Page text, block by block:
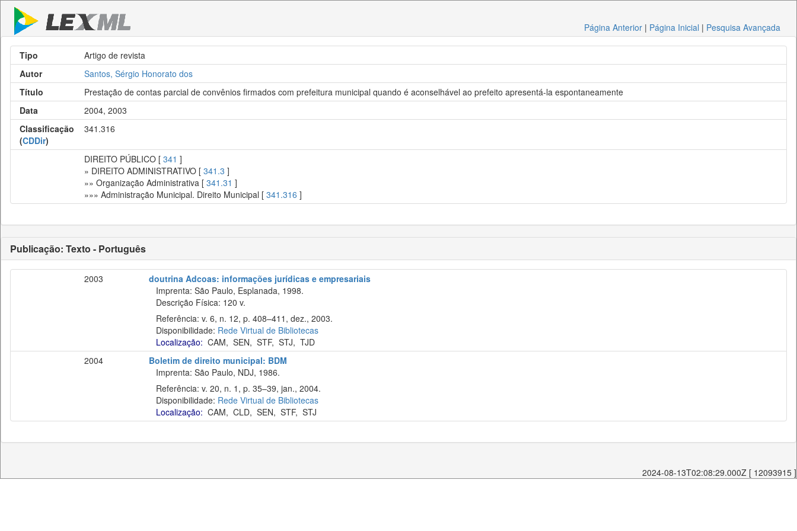
Página Anterior | Página Inicial | Pesquisa Avançada
Tipo
Artigo de revista
Autor
Santos, Sérgio Honorato dos
Título
Prestação de contas parcial de convênios firmados com prefeitura municipal quando é aconselhável ao prefeito apresentá-la espontaneamente
Data
2004, 2003
Classificação
(CDDir)
341.316
DIREITO PÚBLICO [ 341 ]
» DIREITO ADMINISTRATIVO [ 341.3 ]
»» Organização Administrativa [ 341.31 ]
»»» Administração Municipal. Direito Municipal [ 341.316 ]
Publicação: Texto - Português
2003
doutrina Adcoas: informações jurídicas e empresariais
Imprenta: São Paulo, Esplanada, 1998.
Descrição Física: 120 v.
Referência: v. 6, n. 12, p. 408–411, dez., 2003.
Disponibilidade: Rede Virtual de Bibliotecas
Localização: CAM, SEN, STF, STJ, TJD
2004
Boletim de direito municipal: BDM
Imprenta: São Paulo, NDJ, 1986.
Referência: v. 20, n. 1, p. 35–39, jan., 2004.
Disponibilidade: Rede Virtual de Bibliotecas
Localização: CAM, CLD, SEN, STF, STJ
2024-08-13T02:08:29.000Z [ 12093915 ]